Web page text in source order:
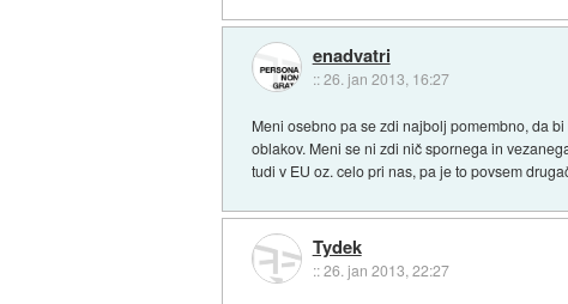
enadvatri
::26. jan 2013, 16:27
Meni osebno pa se zdi najbolj pomembno, da
oblakov. Meni se ni zdi nič spornega in
tudi v EU oz. celo pri nas, pa je to povsem
Tydek
::26. jan 2013, 22:27